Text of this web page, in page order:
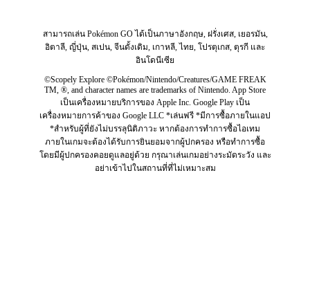
สามารถเล่น Pokémon GO ได้เป็นภาษาอังกฤษ, ฝรั่งเศส, เยอรมัน,
อิตาลี, ญี่ปุ่น, สเปน, จีนดั้งเดิม, เกาหลี, ไทย, โปรตุเกส, ตุรกี และ
อินโดนีเซีย
©Scopely Explore ©Pokémon/Nintendo/Creatures/GAME FREAK
TM, ®, and character names are trademarks of Nintendo. App Store
เป็นเครื่องหมายบริการของ Apple Inc. Google Play เป็น
เครื่องหมายการค้าของ Google LLC *เล่นฟรี *มีการซื้อภายในแอป
*สำหรับผู้ที่ยังไม่บรรลุนิติภาวะ หากต้องการทำการซื้อไอเทม
ภายในเกมจะต้องได้รับการยินยอมจากผู้ปกครอง หรือทำการซื้อ
โดยมีผู้ปกครองคอยดูแลอยู่ด้วย กรุณาเล่นเกมอย่างระมัดระวัง และ
อย่าเข้าไปในสถานที่ที่ไม่เหมาะสม